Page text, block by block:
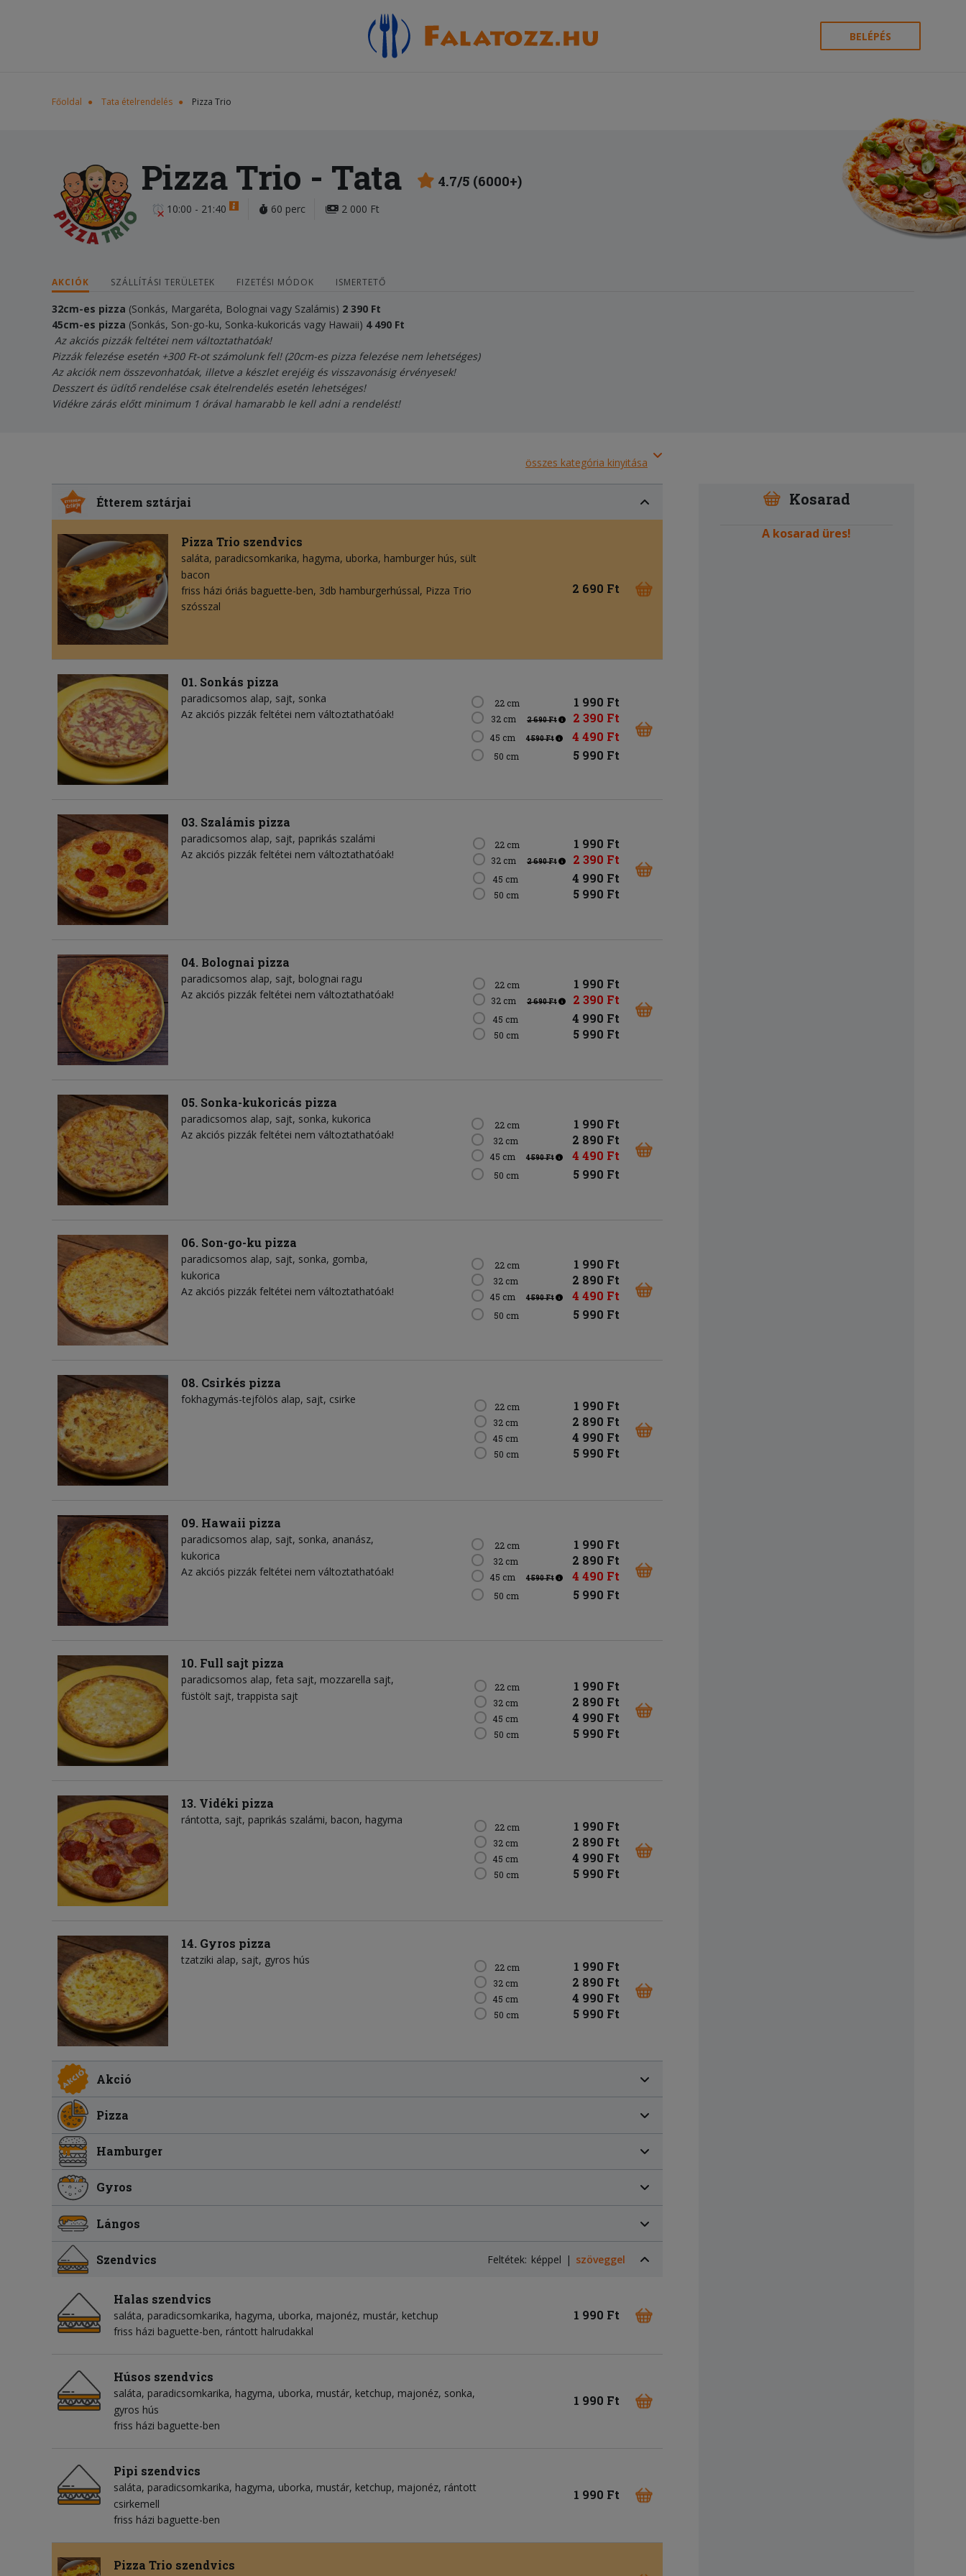
BELÉPÉS
Főoldal Tata ételrendelés Pizza Trio
Pizza Trio - Tata 4.7/5 (6000+)
10:00 - 21:40 60 perc 2 000 Ft
AKCIÓK SZÁLLÍTÁSI TERÜLETEK FIZETÉSI MÓDOK ISMERTETŐ
32cm-es pizza (Sonkás, Margaréta, Bolognai vagy Szalámis) 2 390 Ft
45cm-es pizza (Sonkás, Son-go-ku, Sonka-kukoricás vagy Hawaii) 4490 Ft
Az akciós pizzák feltétei nem változtathatóak!
Pizzák felezése esetén +300 Ft-ot számolunk fel! (20cm-es pizza felezése nem lehetséges)
Az akciók nem összevonhatóak, illetve a készlet erejéig és visszavonásig érvényesek!
Desszert és üdítő rendelése csak ételrendelés esetén lehetséges!
Vidékre zárás előtt minimum 1 órával hamarabb le kell adni a rendelést!
összes kategória kinyitása
Étterem sztárjai
Pizza Trio szendvics
saláta paradicsomkarika hagyma uborka hamburger hús sült
bacon
friss házi óriás baguette-ben, 3db hamburgerhússal, Pizza Trio
szósszal
2 690 Ft
01. Sonkás pizza
paradicsomos alap sajt sonka
Az akciós pizzák feltétei nem változtathatóak!
22 cm 1 990 Ft
32 cm 2 690 Ft 2 390 Ft
45 cm 4 590 Ft 4 490 Ft
50 cm 5 990 Ft
03. Szalámis pizza
paradicsomos alap sajt paprikás szalámi
Az akciós pizzák feltétei nem változtathatóak!
22 cm 1 990 Ft
32 cm 2 690 Ft 2 390 Ft
45 cm 4 990 Ft
50 cm 5 990 Ft
04. Bolognai pizza
paradicsomos alap sajt bolognai ragu
Az akciós pizzák feltétei nem változtathatóak!
22 cm 1 990 Ft
32 cm 2 690 Ft 2 390 Ft
45 cm 4 990 Ft
50 cm 5 990 Ft
05. Sonka-kukoricás pizza
paradicsomos alap sajt sonka kukorica
Az akciós pizzák feltétei nem változtathatóak!
22 cm 1 990 Ft
32 cm 2 890 Ft
45 cm 4 590 Ft 4 490 Ft
50 cm 5 990 Ft
06. Son-go-ku pizza
paradicsomos alap sajt sonka gomba
kukorica
Az akciós pizzák feltétei nem változtathatóak!
22 cm 1 990 Ft
32 cm 2 890 Ft
45 cm 4 590 Ft 4 490 Ft
50 cm 5 990 Ft
08. Csirkés pizza
fokhagymás-tejfölös alap sajt csirke
22 cm 1 990 Ft
32 cm 2 890 Ft
45 cm 4 990 Ft
50 cm 5 990 Ft
09. Hawaii pizza
paradicsomos alap sajt sonka ananász
kukorica
Az akciós pizzák feltétei nem változtathatóak!
22 cm 1 990 Ft
32 cm 2 890 Ft
45 cm 4 590 Ft 4 490 Ft
50 cm 5 990 Ft
10. Full sajt pizza
paradicsomos alap feta sajt mozzarella sajt
füstölt sajt trappista sajt
22 cm 1 990 Ft
32 cm 2 890 Ft
45 cm 4 990 Ft
50 cm 5 990 Ft
13. Vidéki pizza
rántotta sajt paprikás szalámi bacon hagyma
22 cm 1 990 Ft
32 cm 2 890 Ft
45 cm 4 990 Ft
50 cm 5 990 Ft
14. Gyros pizza
tzatziki alap sajt gyros hús
22 cm 1 990 Ft
32 cm 2 890 Ft
45 cm 4 990 Ft
50 cm 5 990 Ft
Akció
Pizza
Hamburger
Gyros
Lángos
Szendvics Feltétek: képpel szöveggel
Halas szendvics
saláta paradicsomkarika hagyma uborka majonéz mustár ketchup
friss házi baguette-ben, rántott halrudakkal
1 990 Ft
Húsos szendvics
saláta paradicsomkarika hagyma uborka mustár ketchup majonéz sonka
gyros hús
friss házi baguette-ben
1 990 Ft
Pipi szendvics
saláta paradicsomkarika hagyma uborka mustár ketchup majonéz rántott
csirkemell
friss házi baguette-ben
1 990 Ft
Pizza Trio szendvics
Kosarad
A kosarad üres!